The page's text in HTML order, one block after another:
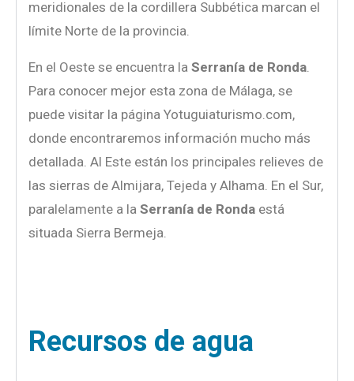
meridionales de la cordillera Subbética marcan el
límite Norte de la provincia.
En el Oeste se encuentra la Serranía de Ronda
Para conocer mejor esta zona de Málaga, se
puede visitar la página Yotuguiaturismo.com,
donde encontraremos información mucho más
detallada. Al Este están los principales relieves de
las sierras de Almijara, Tejeda y Alhama. En el Sur,
paralelamente a la Serranía de Ronda está
situada Sierra Bermeja.
Recursos de agua